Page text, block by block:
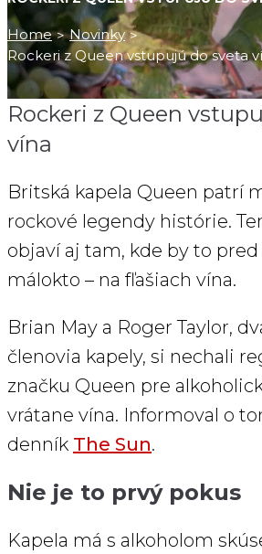
Home > Novinky >
Rockeri z Queen vstupujú do sveta
Rockeri z Queen
vína
Britská kapela Queen patrí
rockové legendy histórie.
objaví aj tam, kde by to
málokto – na fľašiach vína.
Brian May a Roger Taylor,
členovia kapely, si nechali
značku Queen pre
vrátane vína. Informoval o
denník The Sun.
Nie je to prvý pokus
Kapela má s alkoholom